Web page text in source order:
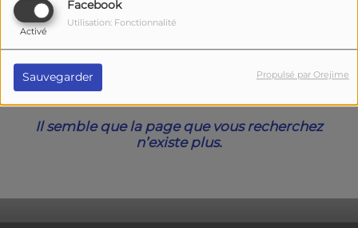
Facebook
Activé
Utilisation: Fonctionnalité
Sauvegarder Propulsé par Orejime
Oups, vous avez
rencontré une erreur.
Il semble que la page que vous recherchez
n’existe plus.